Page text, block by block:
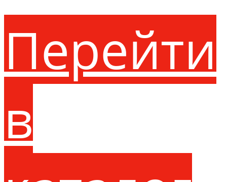
Перейти
в